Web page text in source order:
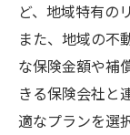
ど、地域特有の
また、地域の不
な保険金額や補
きる保険会社と
適なプランを選